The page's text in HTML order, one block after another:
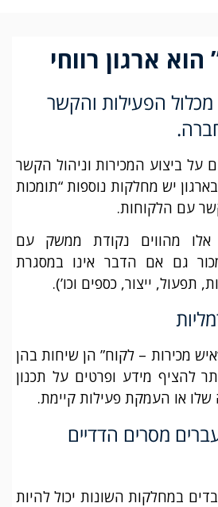
הוא ארגון רווחי
מכלול הפעילות והקשר
על ביצוע המכירות וניהול הקשר
יש מחלקות נוספות “תומכות
עם הלקוחות.
אלו מהווים נקודת ממשק עם
גם אם הדבר אינו במסגרת
תפעול, ייצור, כספים וכו’).
מכירות – לקוח” הן שיחות בהן
להציף מידע ופרטים על תכנון
או העמקת פעילות קיימת.
מסרים הדדיים
במחלקות השונות יכול להיות